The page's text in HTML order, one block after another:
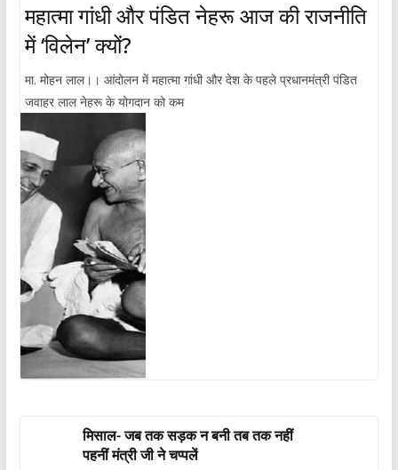
महात्मा गांधी और पंडित नेहरू आज की राजनीति
में ‘विलेन’ क्यों?
मा. मोहन लाल।। आंदोलन में महात्मा गांधी और देश के पहले प्रधानमंत्री पंडित
जवाहर लाल नेहरू के योगदान को कम
मिसाल- जब तक सड़क न बनी तब तक नहीं
पहनीं मंत्री जी ने चप्पलें